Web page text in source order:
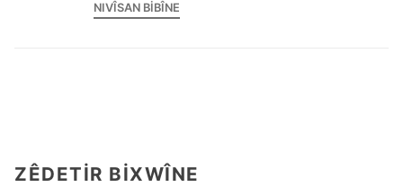
NIVÎSAN BIBÎNE
ZÊDETIR BIXWÎNE